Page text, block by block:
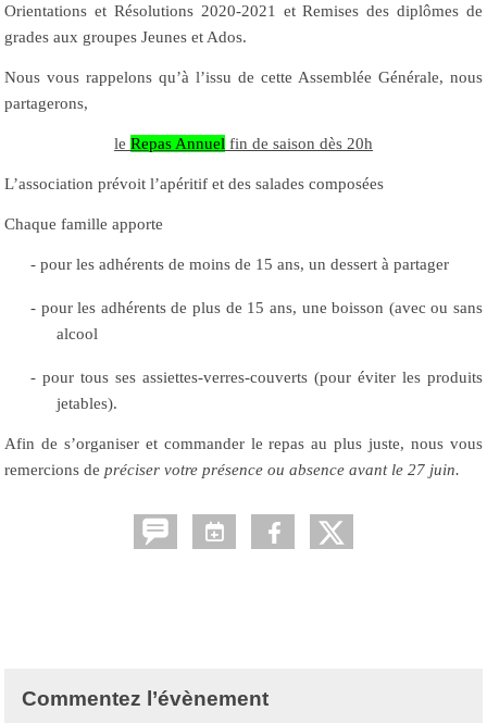
Orientations et Résolutions 2020-2021 et Remises des diplômes de
grades aux groupes Jeunes et Ados.
Nous vous rappelons qu’à l’issu de cette Assemblée Générale, nous
partagerons,
le Repas Annuel fin de saison dès 20h
L’association prévoit l’apéritif et des salades composées
Chaque famille apporte
- pour les adhérents de moins de 15 ans, un dessert à partager
- pour les adhérents de plus de 15 ans, une boisson (avec ou sans
alcool
- pour tous ses assiettes-verres-couverts (pour éviter les produits
jetables).
Afin de s’organiser et commander le repas au plus juste, nous vous
remercions de préciser votre présence ou absence avant le 27 juin.
Commentez l’évènement